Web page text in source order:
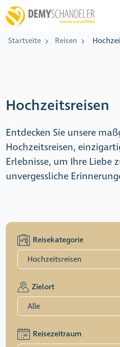
Startseite Reisen
Hochzeitsreisen
Entdecken Sie unsere
Hochzeitsreisen,
Erlebnisse, um Ihre Liebe
unvergessliche
Reisekategorie
Zielort
Reisezeitraum